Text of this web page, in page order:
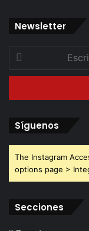
Newsletter
Escribe
correo
Síguenos
The Instagram
options page >
Secciones